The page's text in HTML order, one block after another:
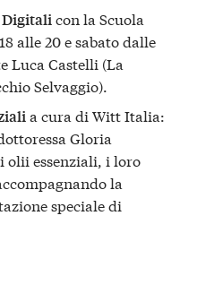
Digitalicon la Scuola
alle 20 e sabato dalle
Luca Castelli (La
Selvaggio).
a cura di Witt Italia:
Gloria
essenziali, i loro
la
speciale di